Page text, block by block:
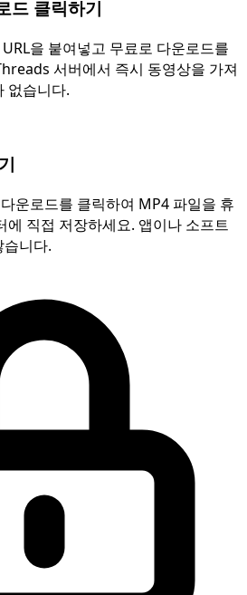
드 클릭하기
을 붙여넣고 무료로 다운로드를
서버에서 즉시 동영상을 가져
없습니다.
운로드를 클릭하여 MP4 파일을 휴
에 직접 저장하세요. 앱이나 소프트
니다.